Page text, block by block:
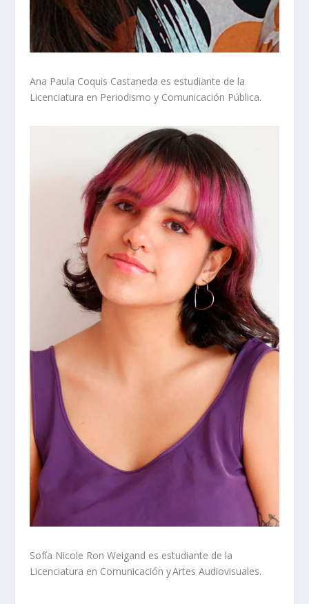
Ana Paula Coquis Castaneda es estudiante de la
Licenciatura en Periodismo y Comunicación Pública.
Sofía Nicole Ron Weigand es estudiante de la
Licenciatura en Comunicación y Artes Audiovisuales.